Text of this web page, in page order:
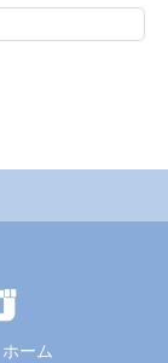
ホーム